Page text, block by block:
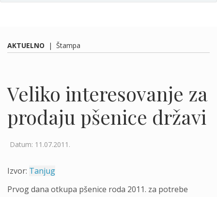
AKTUELNO | Štampa
Veliko interesovanje za
prodaju pšenice državi
Datum: 11.07.2011.
Izvor: Tanjug
Prvog dana otkupa pšenice roda 2011. za potrebe